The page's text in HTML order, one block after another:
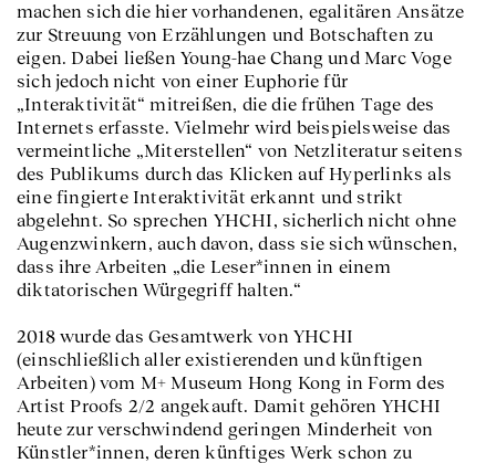
machen sich die hier vorhandenen, egalitären Ansätze
zur Streuung von Erzählungen und Botschaften zu
eigen. Dabei ließen Young-hae Chang und Marc Voge
sich jedoch nicht von einer Euphorie für
„Interaktivität“ mitreißen, die die frühen Tage des
Internets erfasste. Vielmehr wird beispielsweise das
vermeintliche „Miterstellen“ von Netzliteratur seitens
des Publikums durch das Klicken auf Hyperlinks als
eine fingierte Interaktivität erkannt und strikt
abgelehnt. So sprechen YHCHI, sicherlich nicht ohne
Augenzwinkern, auch davon, dass sie sich wünschen,
dass ihre Arbeiten „die Leser*innen in einem
diktatorischen Würgegriff halten.“
2018 wurde das Gesamtwerk von YHCHI
(einschließlich aller existierenden und künftigen
Arbeiten) vom M+ Museum Hong Kong in Form des
Artist Proofs 2/2 angekauft. Damit gehören YHCHI
heute zur verschwindend geringen Minderheit von
Künstler*innen, deren künftiges Werk schon zu